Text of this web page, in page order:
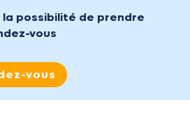
la possibilité de prendre
vous
vous